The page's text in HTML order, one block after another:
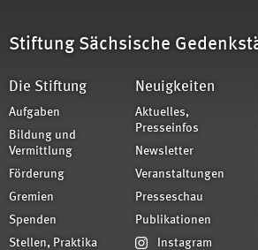
Stiftung Sächsische
Die Stiftung
Aufgaben
Bildung und
Vermittlung
Förderung
Gremien
Spenden
Stellen, Praktika
Neuigkeiten
Aktuelles,
Presseinfos
Newsletter
Veranstaltungen
Presseschau
Publikationen
Instagram